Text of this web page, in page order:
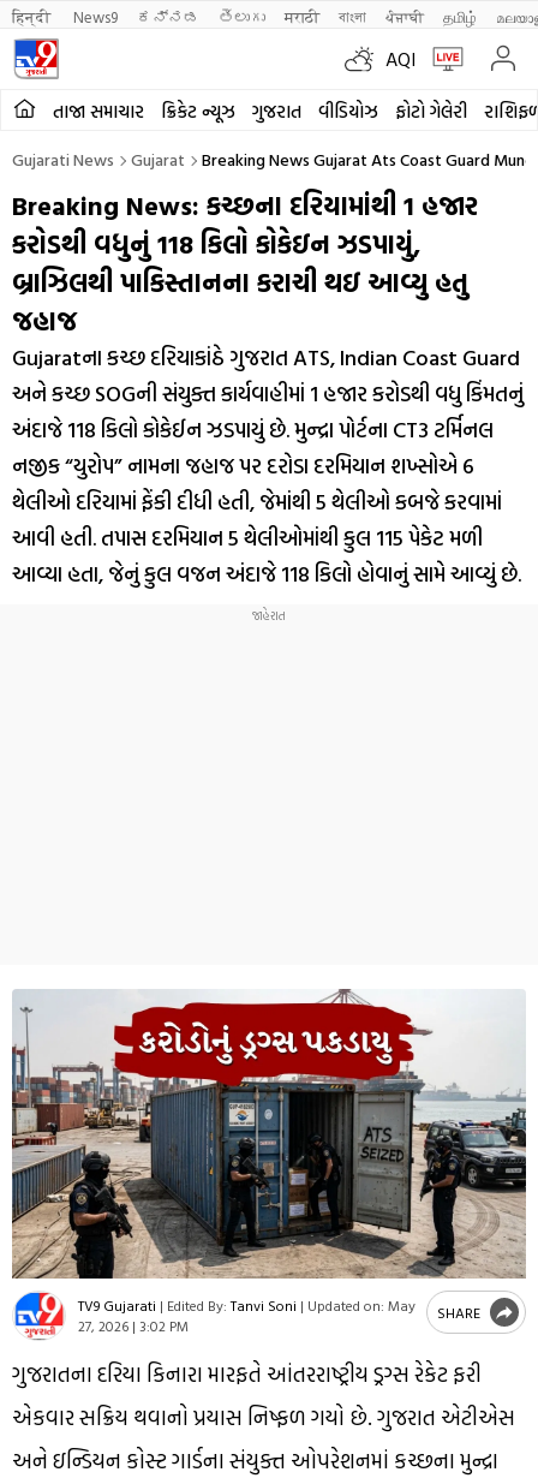
हिन्दी News9 ಕನ್ನಡ తెలుగు मराठी বাংলা ਪੰਜਾਬੀ தமிழ்
AQI
તાજા સમાચાર ક્રિકેટ ન્યૂઝ ગુજરાત વીડિયોઝ ફોટો ગેલેરી
Gujarati News Gujarat Breaking News Gujarat Ats Coast Guard
Breaking News: કચ્છના દરિયામાંથી 1 હજાર
કરોડથી વધુનું 118 કિલો કોકેઇન ઝડપાયું,
બ્રાઝિલથી પાકિસ્તાનના કરાચી થઇ આવ્યુ હતુ
જહાજ
Gujaratના કચ્છ દરિયાકાંઠે ગુજરાત ATS, Indian Coast Guard
અને કચ્છ SOGની સંયુક્ત કાર્યવાહીમાં 1 હજાર કરોડથી વધુ કિંમતનું
અંદાજે 118 કિલો કોકેઈન ઝડપાયું છે. મુન્દ્રા પોર્ટના CT3 ટર્મિનલ
નજીક “યુરોપ” નામના જહાજ પર દરોડા દરમિયાન શખ્સોએ 6
થેલીઓ દરિયામાં ફેંકી દીધી હતી, જેમાંથી 5 થેલીઓ કબજે કરવામાં
આવી હતી. તપાસ દરમિયાન 5 થેલીઓમાંથી કુલ 115 પેકેટ મળી
આવ્યા હતા, જેનું કુલ વજન અંદાજે 118 કિલો હોવાનું સામે આવ્યું છે.
TV9 Gujarati | Edited By:Tanvi Soni | Updated on: May
27, 2026 | 3:02 PM
SHARE
ગુજરાતના દરિયા કિનારા મારફતે આંતરરાષ્ટ્રીય ડ્રગ્સ રેકેટ ફરી
એકવાર સક્રિય થવાનો પ્રયાસ નિષ્ફળ ગયો છે. ગુજરાત એટીએસ
અને ઇન્ડિયન કોસ્ટ ગાર્ડના સંયુક્ત ઓપરેશનમાં કચ્છના મુન્દ્રા